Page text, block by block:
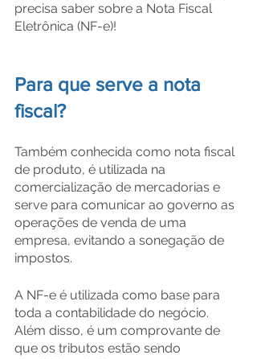
precisa saber sobre a Nota Fiscal
Eletrônica (NF-e)!
Para que serve a nota
fiscal?
Também conhecida como nota fiscal
de produto, é utilizada na
comercialização de mercadorias e
serve para comunicar ao governo as
operações de venda de uma
empresa, evitando a sonegação de
impostos.
A NF-e é utilizada como base para
toda a contabilidade do negócio.
Além disso, é um comprovante de
que os tributos estão sendo